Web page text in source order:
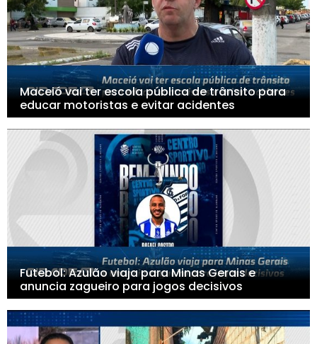
Maceió vai ter escola pública de trânsito para
educar motoristas e evitar acidentes
Futebol: Azulão viaja para Minas Gerais e
anuncia zagueiro para jogos decisivos